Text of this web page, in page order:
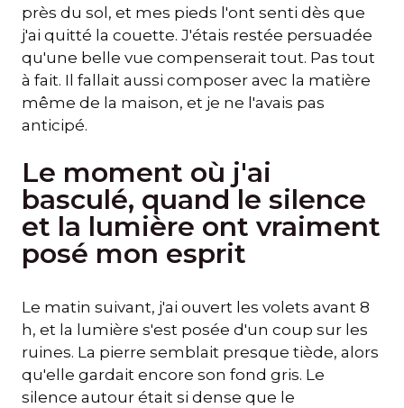
près du sol, et mes pieds l'ont senti dès que
j'ai quitté la couette. J'étais restée persuadée
qu'une belle vue compenserait tout. Pas tout
à fait. Il fallait aussi composer avec la matière
même de la maison, et je ne l'avais pas
anticipé.
Le moment où j'ai
basculé, quand le silence
et la lumière ont vraiment
posé mon esprit
Le matin suivant, j'ai ouvert les volets avant 8
h, et la lumière s'est posée d'un coup sur les
ruines. La pierre semblait presque tiède, alors
qu'elle gardait encore son fond gris. Le
silence autour était si dense que le